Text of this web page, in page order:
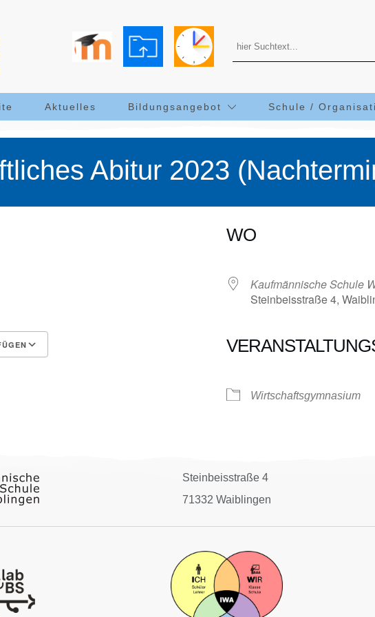
Aktuelles Bildungsangebot Schule /
Abitur 2023
WO
Kaufmännische Schule
Steinbeisstraße 4,
Wirtschaftsgymnasium
Steinbeisstraße 4
71332 Waiblingen